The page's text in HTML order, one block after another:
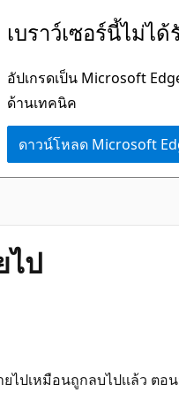
เบราว์เซอร์นี้ไม่ไ
อัปเกรดเป็น Microsoft
ด้านเทคนิค
ดาวน์โหลด Microsoft
ไป
ปเหมือนถูกลบไปเเล้ว ตอ